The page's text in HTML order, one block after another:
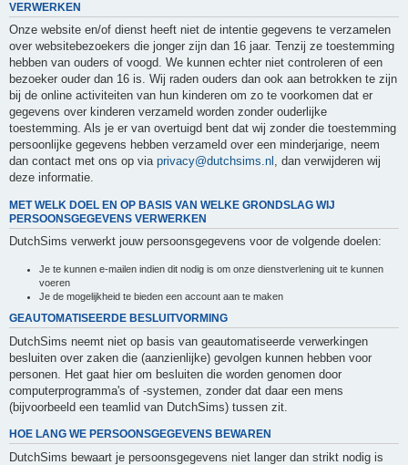
VERWERKEN
Onze website en/of dienst heeft niet de intentie gegevens te verzamelen
over websitebezoekers die jonger zijn dan 16 jaar. Tenzij ze toestemming
hebben van ouders of voogd. We kunnen echter niet controleren of een
bezoeker ouder dan 16 is. Wij raden ouders dan ook aan betrokken te zijn
bij de online activiteiten van hun kinderen om zo te voorkomen dat er
gegevens over kinderen verzameld worden zonder ouderlijke
toestemming. Als je er van overtuigd bent dat wij zonder die toestemming
persoonlijke gegevens hebben verzameld over een minderjarige, neem
dan contact met ons op via privacy@dutchsims.nl , dan verwijderen wij
deze informatie.
MET WELK DOEL EN OP BASIS VAN WELKE GRONDSLAG WIJ
PERSOONSGEGEVENS VERWERKEN
DutchSims verwerkt jouw persoonsgegevens voor de volgende doelen:
Je te kunnen e-mailen indien dit nodig is om onze dienstverlening uit te kunnen
voeren
Je de mogelijkheid te bieden een account aan te maken
GEAUTOMATISEERDE BESLUITVORMING
DutchSims neemt niet op basis van geautomatiseerde verwerkingen
besluiten over zaken die (aanzienlijke) gevolgen kunnen hebben voor
personen. Het gaat hier om besluiten die worden genomen door
computerprogramma's of -systemen, zonder dat daar een mens
(bijvoorbeeld een teamlid van DutchSims) tussen zit.
HOE LANG WE PERSOONSGEGEVENS BEWAREN
DutchSims bewaart je persoonsgegevens niet langer dan strikt nodig is